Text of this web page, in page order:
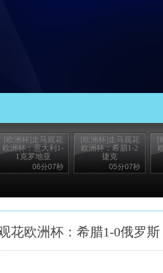
[欧洲杯]走马观花
欧洲杯：意大利1-
1克罗地亚
06分07秒
[欧洲杯]走马观花
欧洲杯：希腊1-2
捷克
05分07秒
[
花欧洲杯：希腊1-0俄罗斯